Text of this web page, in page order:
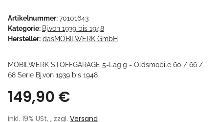
Artikelnummer:70101643
Kategorie: Bj.von 1939 bis 1948
Hersteller: dasMOBILWERK GmbH
MOBILWERK STOFFGARAGE 5-Lagig - Oldsmobile 60 / 66 /
68 Serie Bj.von 1939 bis 1948
149,90 €
inkl. 19% USt. , zzgl. Versand